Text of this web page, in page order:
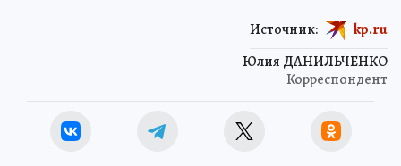
Юлия ДАНИЛЬЧЕНКО
Корреспондент
Источник: kp.ru